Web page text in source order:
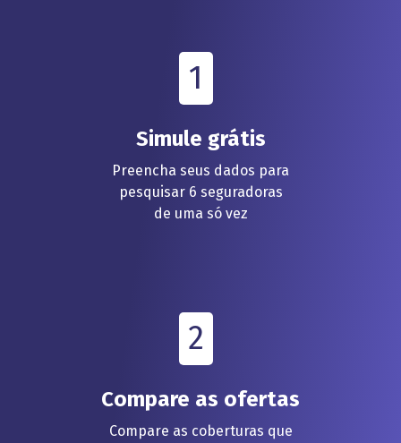
1
Simule grátis
Preencha seus dados para
pesquisar 6 seguradoras
de uma só vez
2
Compare as ofertas
Compare as coberturas que